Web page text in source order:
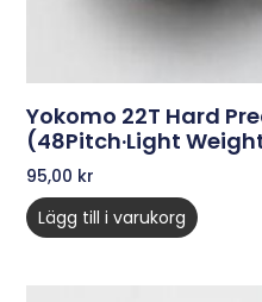
Yokomo 22T Hard
(48Pitch·Light
95,00 kr
Lägg till i varukorg